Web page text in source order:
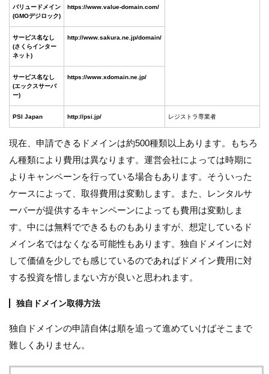
バリュードメイン
(GMOデジロック)
https://www.value-domain.com/
サービス名なし
(さくらインター
ネット)
http://www.sakura.ne.jp/domain/
サービス名なし
(エックスサーバ
ー)
https://www.xdomain.ne.jp/
PSI Japan http://psi.jp/ レジストラ専業者
現在、申請できるドメインは約500種類以上あります。もちろ
ん種類により費用は異なります。運営会社によっては時期に
よりキャンペーンを行っている場合もあります。そういった
ケースによって、取得費用は変動します。また、レンタルサ
ーバーが提供するキャンペーンによっても費用は変動しま
す。中には無料でできるものもありますが、想定しているド
メイン名ではなくなる可能性もあります。独自ドメインに対
して価値を少しでも感じているのであればドメイン費用に対
する投資を惜しまない方が良いと思われます。
独自ドメイン取得方法
独自ドメインの申請自体は順を追って進めていけばそこまで
難しくありません。